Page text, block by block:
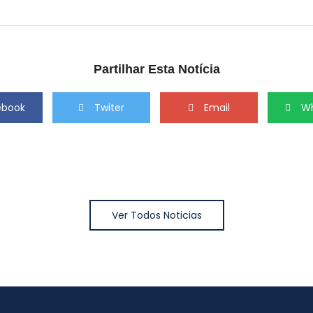
Partilhar Esta Notícia
Twiter Email
Ver Todos Noticias